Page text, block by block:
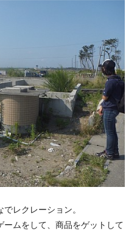
レクレーション。
ームをして、商品をゲットして